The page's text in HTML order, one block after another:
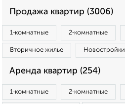
Продажа квартир (3006)
1‑комнатные 2‑комнатные
Вторичное жилье Новостройки
Аренда квартир (254)
1‑комнатные 2‑комнатные